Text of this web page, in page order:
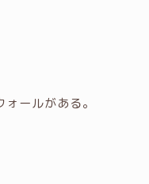
ールがある。